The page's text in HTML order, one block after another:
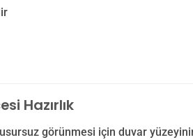
Hazırlık
görünmesi için duvar